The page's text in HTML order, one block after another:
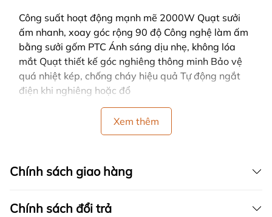
Công suất hoạt động mạnh mẽ 2000W Quạt sưởi
ấm nhanh, xoay góc rộng 90 độ Công nghệ làm ấm
bằng sưởi gốm PTC Ánh sáng dịu nhẹ, không lóa
mắt Quạt thiết kế góc nghiêng thông minh Bảo vệ
quá nhiệt kép, chống cháy hiệu quả Tự động ngắt
điện khi nghiêng hoặc đổ
Xem thêm
Chính sách giao hàng
Chính sách đổi trả